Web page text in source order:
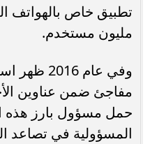
مليون مستخدم.
وفي عام
مفاجئ ضمن عناوين
حمل مسؤول بارز هذه
المسؤولية في تصاعد